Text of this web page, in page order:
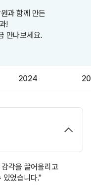
과 함께 만든
!
만나보세요.
2024
각을 끌어올리고
있었습니다."